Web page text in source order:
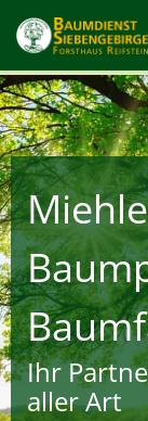
Zum Inhalt
Ihr
aller Art